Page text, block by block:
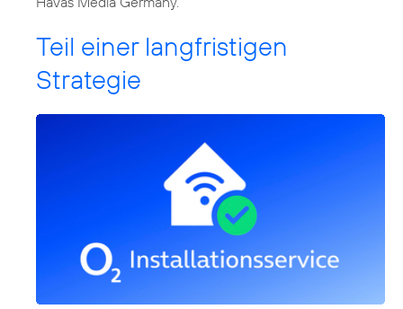
Teil einer langfristigen
Strategie